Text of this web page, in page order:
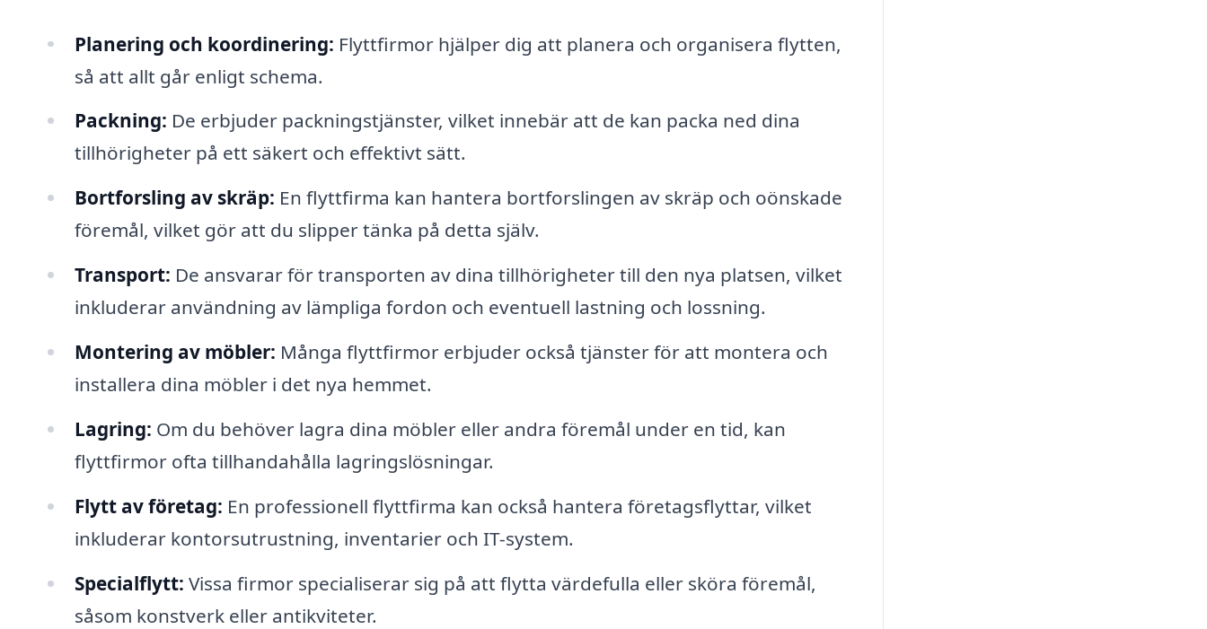
Planering och koordinering: Flyttfirmor hjälper dig att planera och organisera flytten,
så att allt går enligt schema.
Packning: De erbjuder packningstjänster, vilket innebär att de kan packa ned dina
tillhörigheter på ett säkert och effektivt sätt.
Bortforsling av skräp: En flyttfirma kan hantera bortforslingen av skräp och oönskade
föremål, vilket gör att du slipper tänka på detta själv.
Transport: De ansvarar för transporten av dina tillhörigheter till den nya platsen, vilket
inkluderar användning av lämpliga fordon och eventuell lastning och lossning.
Montering av möbler: Många flyttfirmor erbjuder också tjänster för att montera och
installera dina möbler i det nya hemmet.
Lagring: Om du behöver lagra dina möbler eller andra föremål under en tid, kan
flyttfirmor ofta tillhandahålla lagringslösningar.
Flytt av företag: En professionell flyttfirma kan också hantera företagsflyttar, vilket
inkluderar kontorsutrustning, inventarier och IT-system.
Specialflytt: Vissa firmor specialiserar sig på att flytta värdefulla eller sköra föremål,
såsom konstverk eller antikviteter.